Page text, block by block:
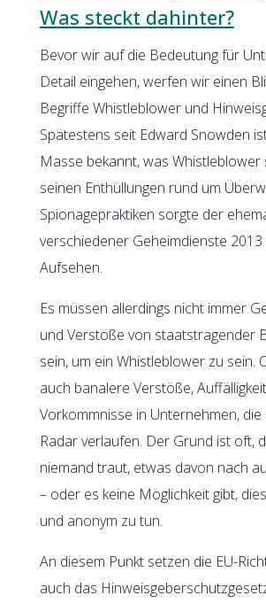
Was steckt dahinter?
Bevor wir auf die Bedeutung für
Detail eingehen, werfen wir einen
Begriffe Whistleblower und
Spätestens seit Edward Snowden
Masse bekannt, was Whistleblower
seinen Enthüllungen rund um
Spionagepraktiken sorgte der
verschiedener Geheimdienste
Aufsehen.
Es müssen allerdings nicht immer
und Verstöße von staatstragender
sein, um ein Whistleblower zu sein.
auch banalere Verstöße,
Vorkommnisse in Unternehmen,
Radar verlaufen. Der Grund ist oft,
niemand traut, etwas davon nach
– oder es keine Möglichkeit gibt,
und anonym zu tun.
An diesem Punkt setzen die EU-
auch das